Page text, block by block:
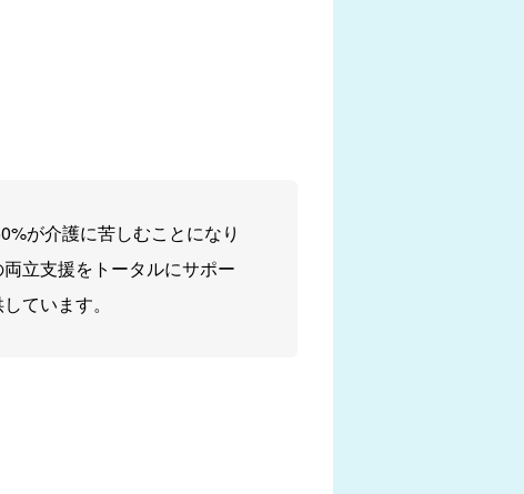
が介護に苦しむことになり
立支援をトータルにサポー
ています。